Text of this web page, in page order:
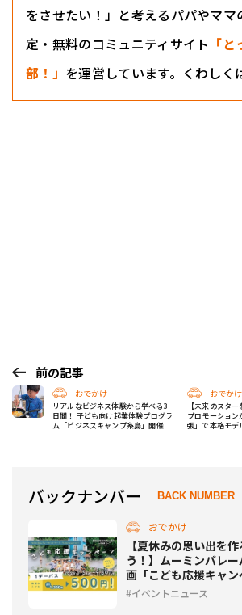
をさせたい！」と考えるパパやママ
定・無料のコミュニティサイト 「
部！」 を運営しています。くわしく
前の記事
おでかけ
リアルなビジネス体験から学べる3
日間！ 子ども向け起業体験プログラ
ム「ビジネスキャンプ糸島」開催
おでかけ
【未来のスタ
プロモーション
張」で本格モデ
バックナンバー BACK NUMBER
おでかけ
【夏休みの思い出を
う！】ムーミンバレ
画「こども応援キャ
イベントニュース